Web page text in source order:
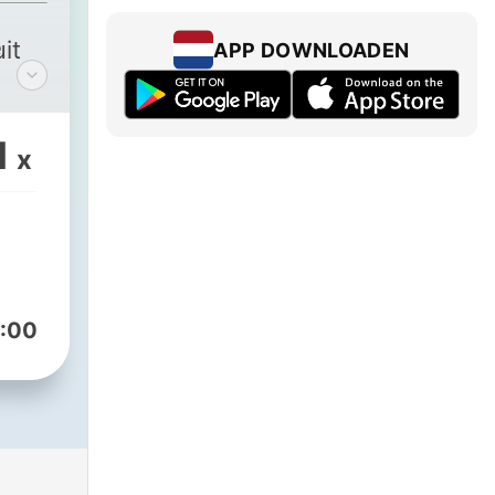
x
APP DOWNLOADEN